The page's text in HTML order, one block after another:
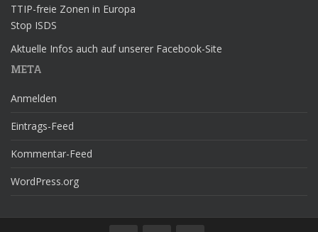
TTIP-freie Zonen in Europa
Stop ISDS
Aktuelle Infos auch auf unserer Facebook-Site
META
Anmelden
Eintrags-Feed
Kommentar-Feed
WordPress.org